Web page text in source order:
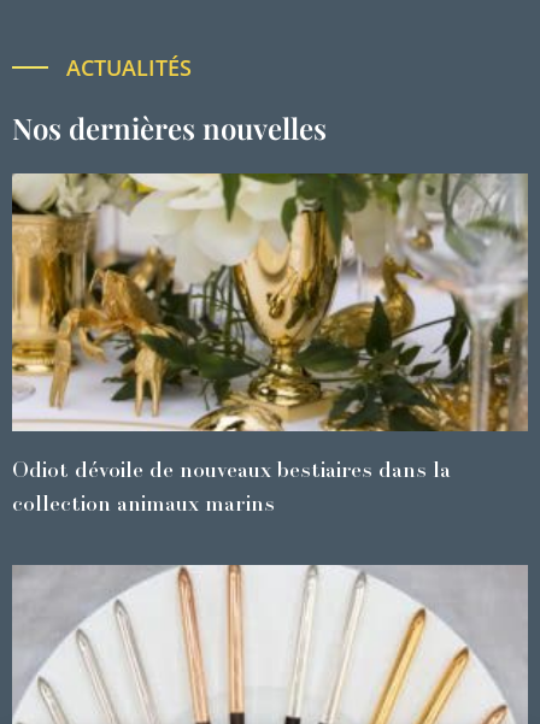
ACTUALITÉS
Nos dernières nouvelles
Odiot dévoile de nouveaux bestiaires dans la
collection animaux marins